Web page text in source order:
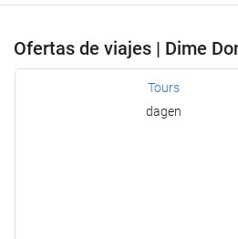
Ofertas de viajes | Dime
Tours
dagen